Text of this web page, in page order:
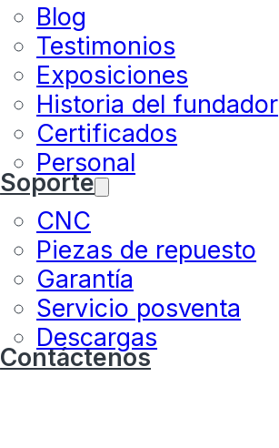
Blog
Testimonios
Exposiciones
Historia del fundador
Certificados
Personal
Soporte
CNC
Piezas de repuesto
Garantía
Servicio posventa
Descargas
Contáctenos